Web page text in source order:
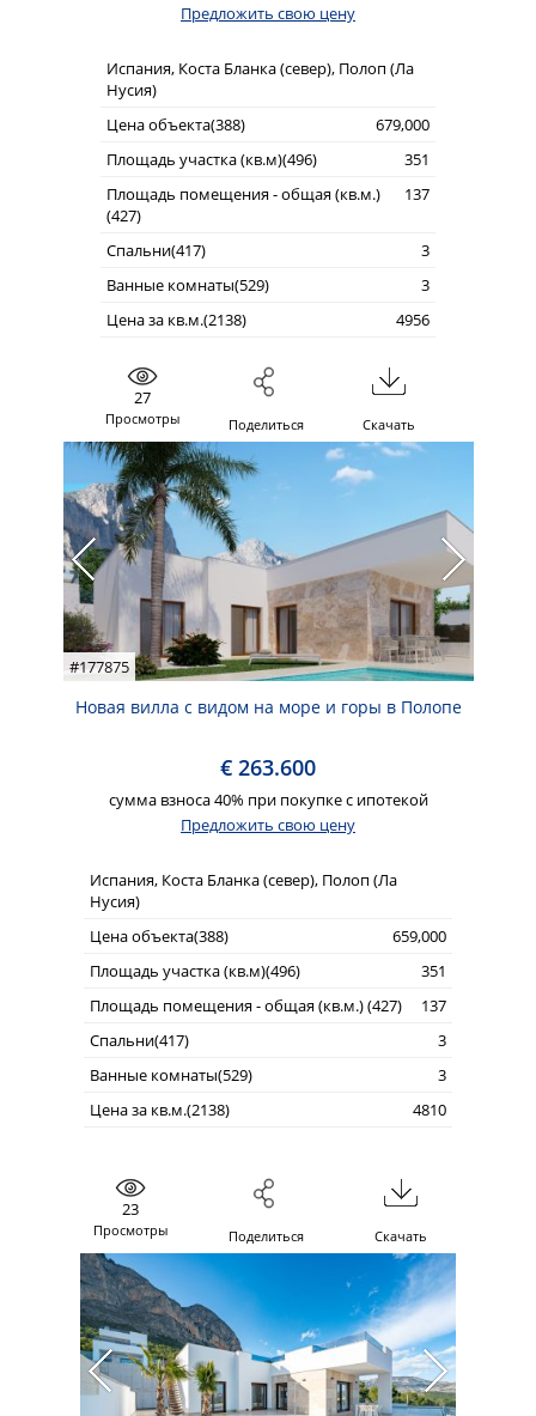
Предложить свою цену
Испания, Коста Бланка (север), Полоп (Ла
Нусия)
Цена объекта(388)
679,000
Площадь участка (кв.м)(496)
351
Площадь помещения - общая (кв.м.)
(427)
137
Спальни(417)
3
Ванные комнаты(529)
3
Цена за кв.м.(2138)
4956
27
Просмотры Поделиться Скачать
#177875
Новая вилла с видом на море и горы в Полопе
€ 263.600
сумма взноса 40% при покупке с ипотекой
Предложить свою цену
Испания, Коста Бланка (север), Полоп (Ла
Нусия)
Цена объекта(388)
659,000
Площадь участка (кв.м)(496)
351
Площадь помещения - общая (кв.м.) (427)
137
Спальни(417)
3
Ванные комнаты(529)
3
Цена за кв.м.(2138)
4810
23
Просмотры Поделиться Скачать